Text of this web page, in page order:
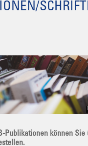
Publikationen können Sie